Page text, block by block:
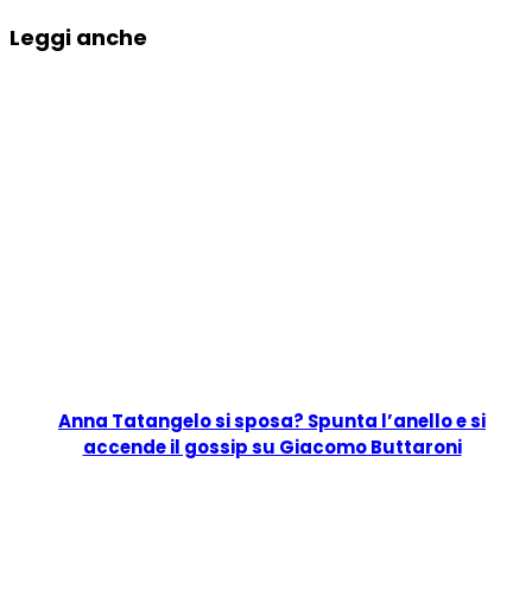
Leggi anche
Anna Tatangelo si sposa? Spunta l’anello e si
accende il gossip su Giacomo Buttaroni